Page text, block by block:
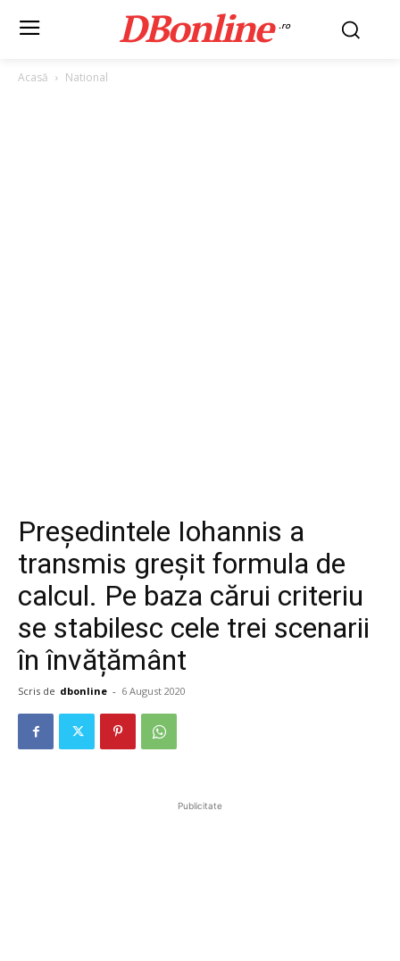
DBonline .ro
Acasă National
Președintele Iohannis a
transmis greșit formula de
calcul. Pe baza cărui criteriu
se stabilesc cele trei scenarii
în învățământ
Scris de dbonline - 6 August 2020
Publicitate